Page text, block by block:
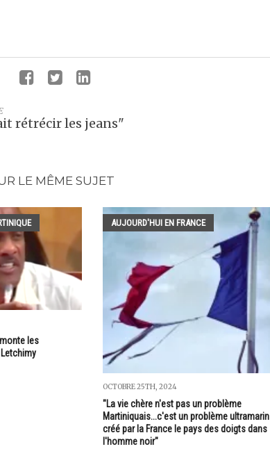
rétrécir les jeans"
LE MÊME SUJET
les
Letchimy
AUJOURD'HUI EN FRANCE
OCTOBRE 25TH, 2024
"La vie chère n'est pas un problème
Martiniquais...c'est un problème ultramarin
créé par la France le pays des doigts dans
l'homme noir"